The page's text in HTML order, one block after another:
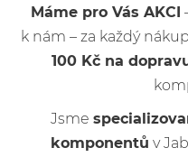
Máme pro Vás AKCI
k nám – za každý
100 Kč na
Jsme
komponentů v